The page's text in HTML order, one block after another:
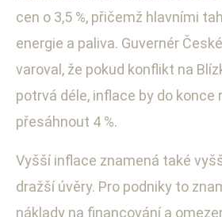
cen o 3,5 %, přičemž hlavními
energie a paliva. Guvernér
varoval, že pokud konflikt na
potrvá déle, inflace by do konce
přesáhnout 4 %.
Vyšší inflace znamená také
dražší úvěry. Pro podniky to
náklady na financování a